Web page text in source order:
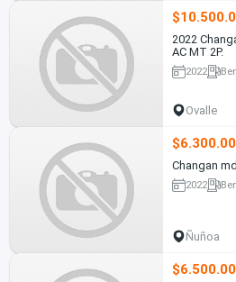
2022
AC MT 2P.
2022
Ovalle
Changan
2022
Ñuñoa